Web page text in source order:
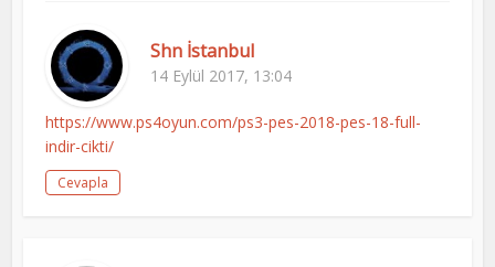
Shn İstanbul
14 Eylül 2017, 13:04
https://www.ps4oyun.com/ps3-pes-2018-pes-18-full-
indir-cikti/
Cevapla